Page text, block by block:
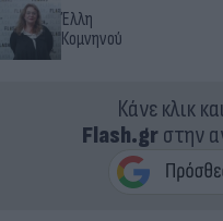
Έλλη
Κομνηνού
Κάνε κλικ
Flash.grστην